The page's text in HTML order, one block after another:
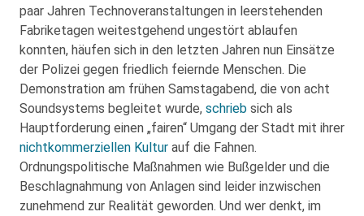
paar Jahren Technoveranstaltungen in leerstehenden
Fabriketagen weitestgehend ungestört ablaufen
konnten, häufen sich in den letzten Jahren nun Einsätze
der Polizei gegen friedlich feiernde Menschen. Die
Demonstration am frühen Samstagabend, die von acht
Soundsystems begleitet wurde, schrieb sich als
Hauptforderung einen „fairen“ Umgang der Stadt mit ihrer
nichtkommerziellen Kultur auf die Fahnen.
Ordnungspolitische Maßnahmen wie Bußgelder und die
Beschlagnahmung von Anlagen sind leider inzwischen
zunehmend zur Realität geworden. Und wer denkt, im